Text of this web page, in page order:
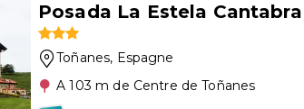
Posada La Estela Cantabra
Toñanes, Espagne
A 103 m de Centre de Toñanes